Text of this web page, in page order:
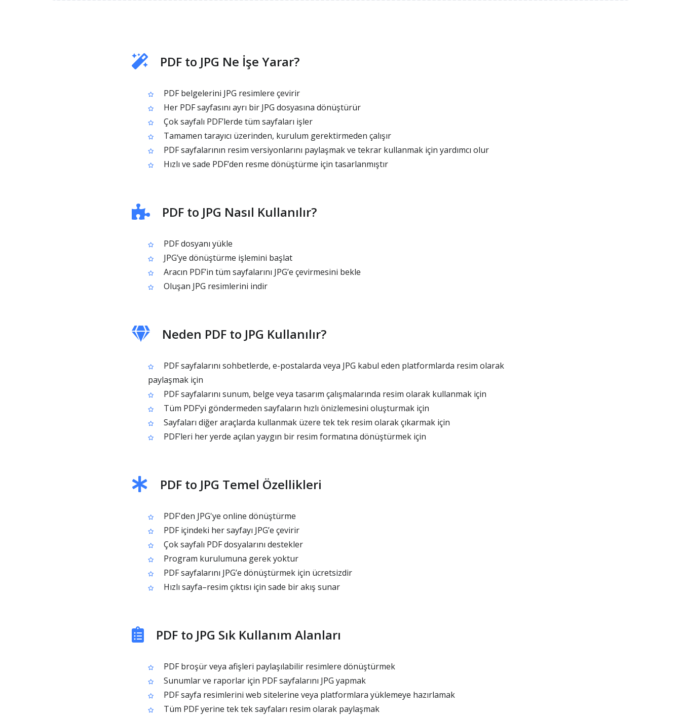
PDF to JPG Ne İşe Yarar?
PDF belgelerini JPG resimlere çevirir
Her PDF sayfasını ayrı bir JPG dosyasına dönüştürür
Çok sayfalı PDF’lerde tüm sayfaları işler
Tamamen tarayıcı üzerinden, kurulum gerektirmeden çalışır
PDF sayfalarının resim versiyonlarını paylaşmak ve tekrar kullanmak için yardımcı olur
Hızlı ve sade PDF’den resme dönüştürme için tasarlanmıştır
PDF to JPG Nasıl Kullanılır?
PDF dosyanı yükle
JPG’ye dönüştürme işlemini başlat
Aracın PDF’in tüm sayfalarını JPG’e çevirmesini bekle
Oluşan JPG resimlerini indir
Neden PDF to JPG Kullanılır?
PDF sayfalarını sohbetlerde, e-postalarda veya JPG kabul eden platformlarda resim olarak
paylaşmak için
PDF sayfalarını sunum, belge veya tasarım çalışmalarında resim olarak kullanmak için
Tüm PDF’yi göndermeden sayfaların hızlı önizlemesini oluşturmak için
Sayfaları diğer araçlarda kullanmak üzere tek tek resim olarak çıkarmak için
PDF’leri her yerde açılan yaygın bir resim formatına dönüştürmek için
PDF to JPG Temel Özellikleri
PDF'den JPG'ye online dönüştürme
PDF içindeki her sayfayı JPG’e çevirir
Çok sayfalı PDF dosyalarını destekler
Program kurulumuna gerek yoktur
PDF sayfalarını JPG’e dönüştürmek için ücretsizdir
Hızlı sayfa–resim çıktısı için sade bir akış sunar
PDF to JPG Sık Kullanım Alanları
PDF broşür veya afişleri paylaşılabilir resimlere dönüştürmek
Sunumlar ve raporlar için PDF sayfalarını JPG yapmak
PDF sayfa resimlerini web sitelerine veya platformlara yüklemeye hazırlamak
Tüm PDF yerine tek tek sayfaları resim olarak paylaşmak